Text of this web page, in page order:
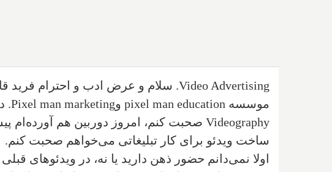
Video Advertising. سلام و عرض ادب و احترام فرید
موسسه ‌ education
pixel man و‌Pixel man marketing
.
Videography صحبت کنم، امروز دوربین هم آورده‌ام
ساخت ویدئو برای کار تبلیغاتی می‌خواهم صحبت کنم.
اولا نمی‌دانم حضور ذهن دارید یا نه، در ویدئوهای